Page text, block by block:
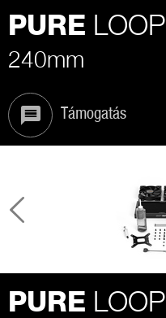
PURE LOOP
240mm
Támogatás
PURE LOOP